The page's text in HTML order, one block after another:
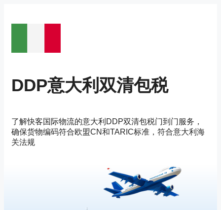
contenido
DDP意大利双清包税
了解快客国际物流的意大利DDP双清包税门到门服务，
确保货物编码符合欧盟CN和TARIC标准，符合意大利海
关法规